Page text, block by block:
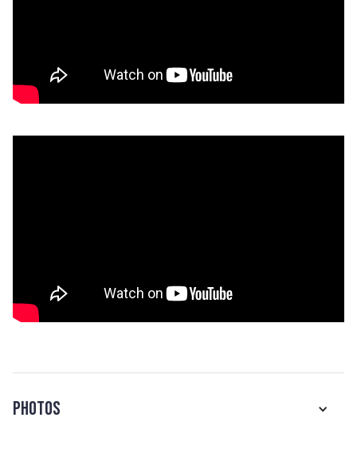
Photos